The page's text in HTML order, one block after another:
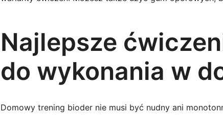
Najlepsze
do wykonania w
Domowy trening bioder nie musi być nudny ani